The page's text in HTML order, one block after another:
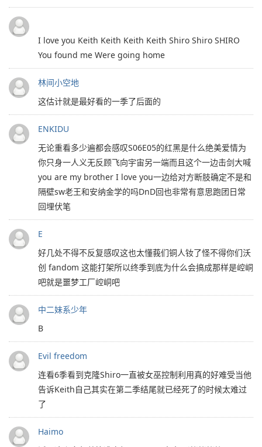
I love you Keith Keith Keith Keith Shiro Shiro SHIRO
You found me Were going home
林间小空地
这估计就是最好看的一季了后面的
ENKIDU
无论重看多少遍都会感叹S06E05的红黑是什么绝美爱情为
你只身一人义无反顾飞向宇宙另一端而且这个一边击剑大喊
you are my brother I love you一边给对方断肢确定不是和
隔壁sw老王和安纳金学的吗DnD回也非常有意思跑团日常
回埋伏笔
E
好几处不得不反复感叹这也太懂莪们铜人钕了怪不得你们沃
创 fandom 这能打架所以终季到底为什么会搞成那样是崆峒
吧就是噩梦工厂崆峒吧
中二妹系少年
B
Evil freedom
连看6季看到克隆Shiro一直被女巫控制利用真的好难受当他
告诉Keith自己其实在第二季结尾就已经死了的时候太难过
了
Haimo